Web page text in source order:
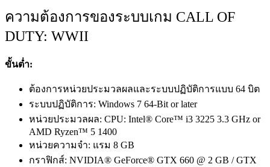
ความต้องการของระบบเกม CALL OF
DUTY: WWII
ขั้นต่ำ:
ต้องการหน่วยประมวลผลและระบบปฏิบัติการแบบ 64 บิต
ระบบปฏิบัติการ: Windows 7 64-Bit or later
หน่วยประมวลผล: CPU: Intel® Core™ i3 3225 3.3 GHz or
AMD Ryzen™ 5 1400
หน่วยความจำ: แรม 8 GB
กราฟิกส์: NVIDIA® GeForce® GTX 660 @ 2 GB / GTX